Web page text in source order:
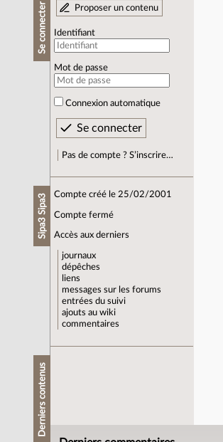
Se connecter Proposer un contenu
Identifiant
Mot de passe
Connexion automatique
Pas de compte ? S’inscrire…
Sipa3 Sipa3 Compte créé le 25/02/2001
Compte fermé
Accès aux derniers
journaux
dépêches
liens
messages sur les forums
entrées du suivi
ajouts au wiki
commentaires
Derniers contenus